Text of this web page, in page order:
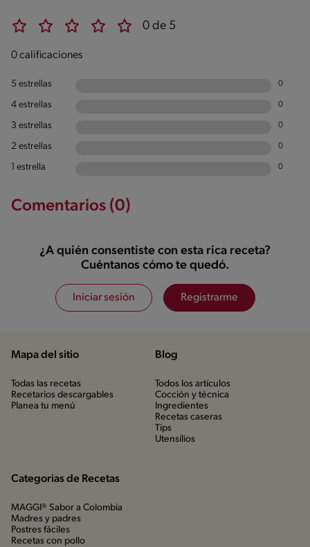
0 de 5
0 calificaciones
5 estrellas 0
4 estrellas 0
3 estrellas 0
2 estrellas 0
1 estrella 0
Comentarios (0)
¿A quién consentiste con esta rica receta?
Cuéntanos cómo te quedó.
Iniciar sesión Registrarme
Mapa del sitio
Todas las recetas
Recetarios descargables
Planea tu menú
Blog
Todos los artículos
Cocción y técnica
Ingredientes
Recetas caseras
Tips
Utensílios
Categorias de Recetas
MAGGI® Sabor a Colombia
Madres y padres
Postres fáciles
Recetas con pollo